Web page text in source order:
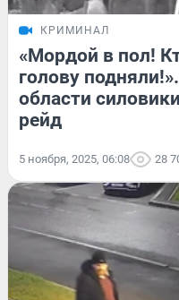
КРИМИНАЛ
«Мордой в пол!
голову
области
рейд
5 ноября, 2025, 06:08 28